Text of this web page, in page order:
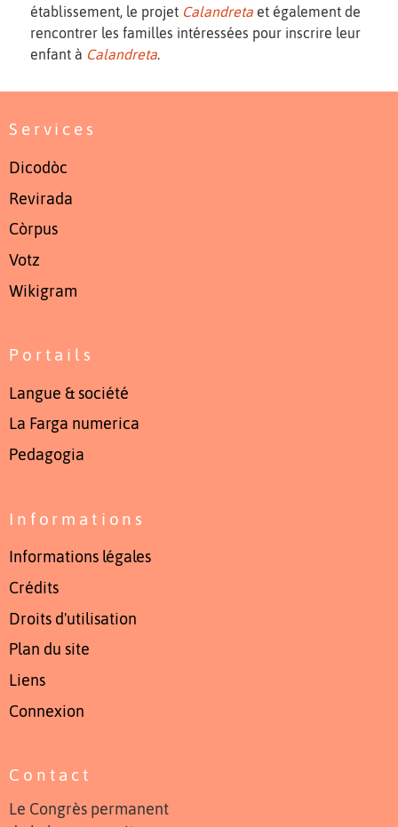
établissement, le projet Calandreta et également de
rencontrer les familles intéressées pour inscrire leur
enfant à Calandreta.
Services
Dicodòc
Revirada
Còrpus
Votz
Wikigram
Portails
Langue & société
La Farga numerica
Pedagogia
Informations
Informations légales
Crédits
Droits d'utilisation
Plan du site
Liens
Connexion
Contact
Le Congrès permanent